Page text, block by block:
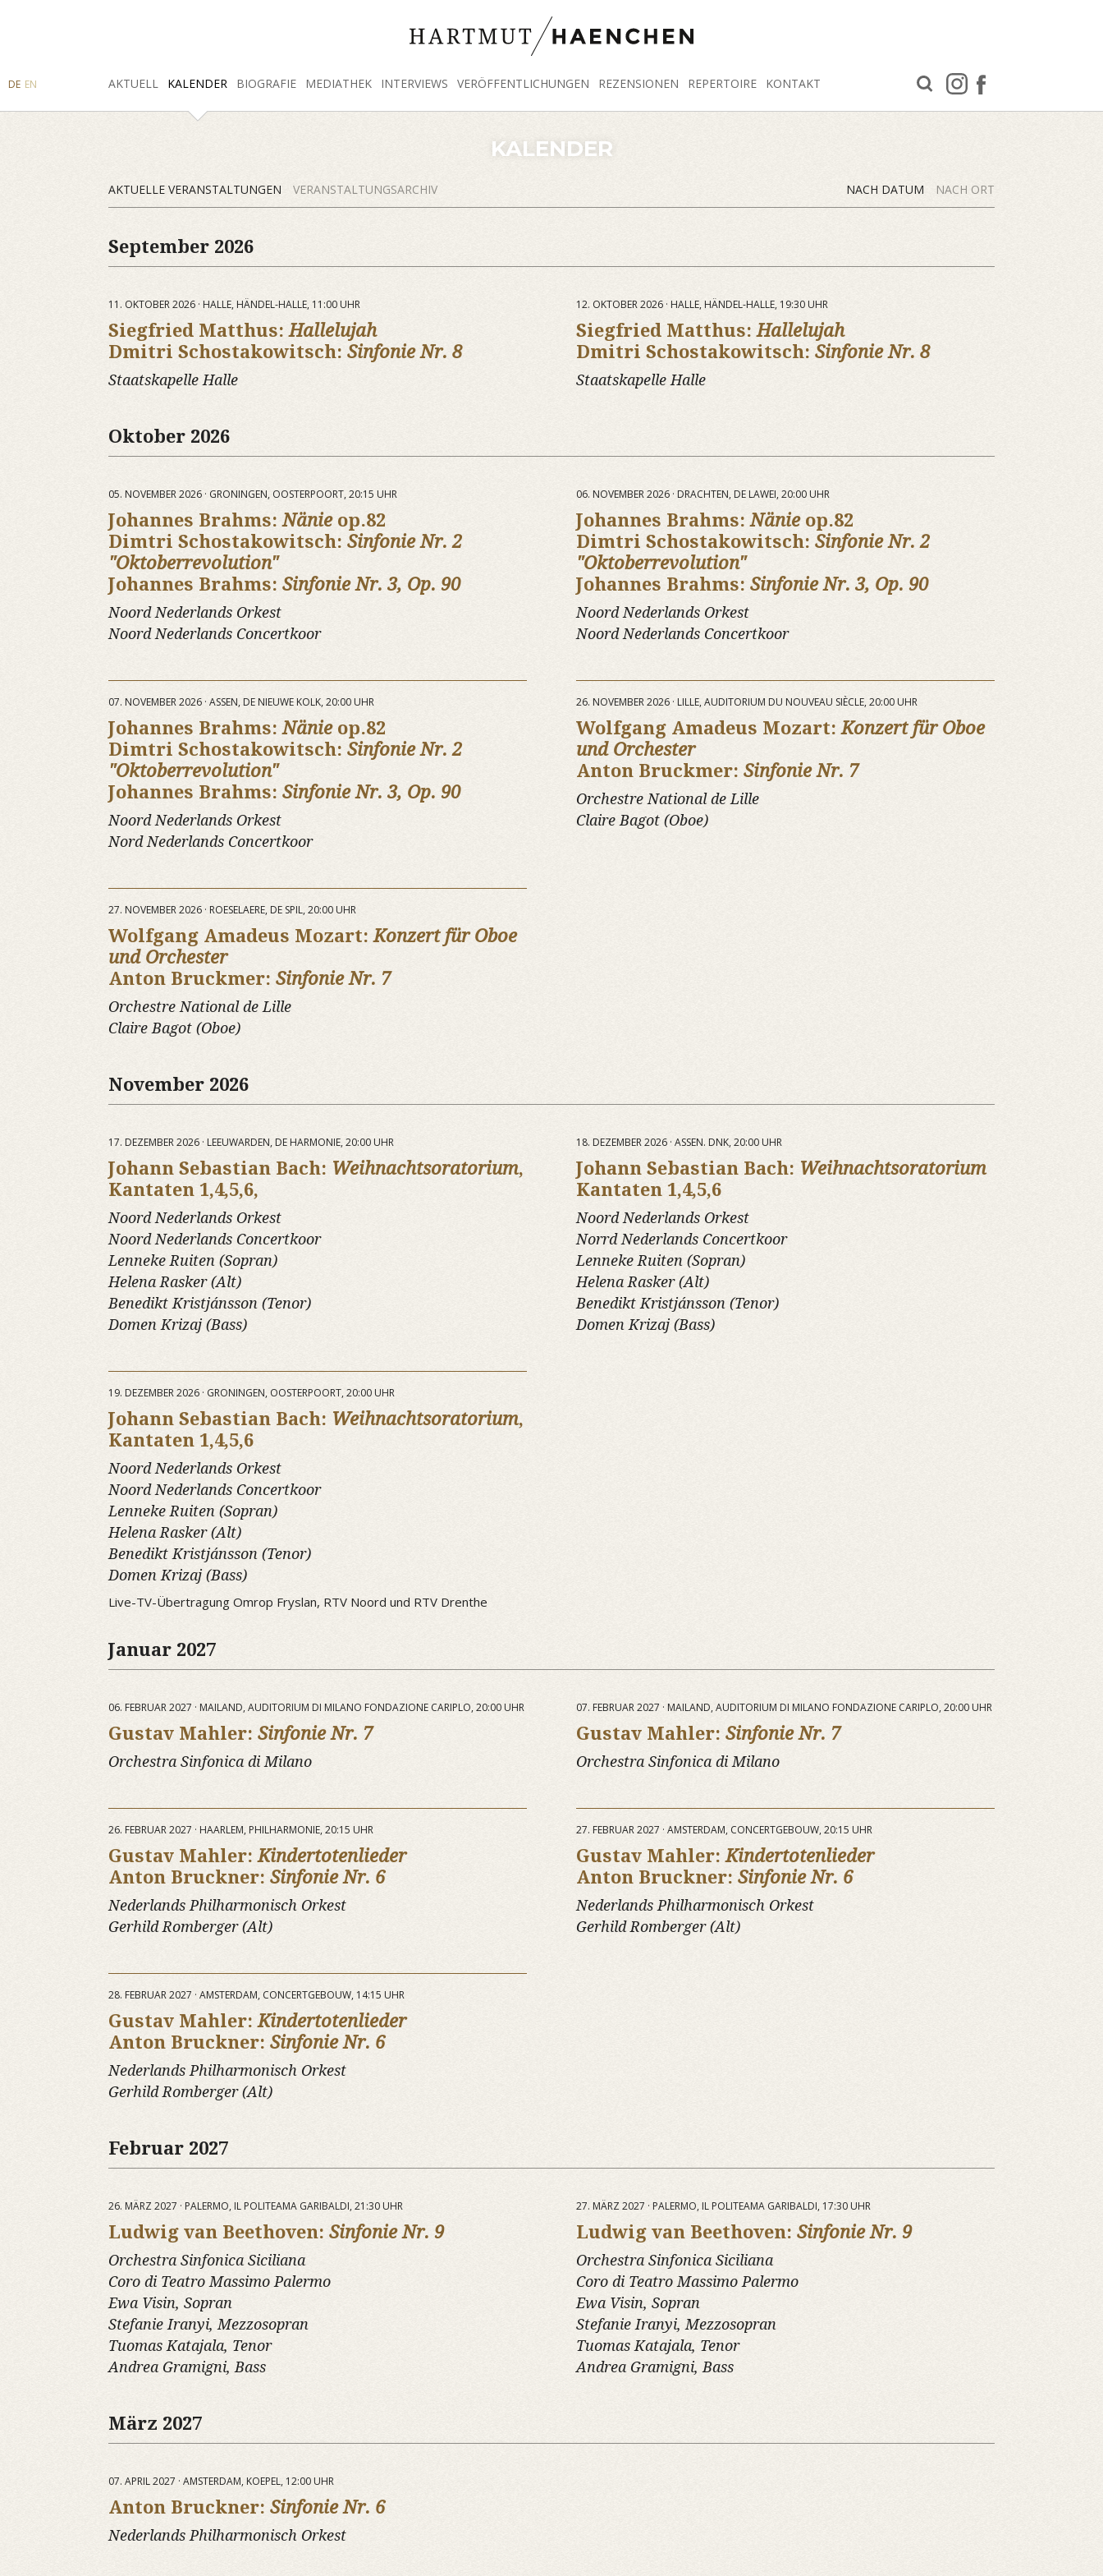
AKTUELL KALENDER BIOGRAFIE MEDIATHEK INTERVIEWS VERÖFFENTLICHUNGEN REZENSIONEN REPERTOIRE KONTAKT
FACEBOOK
INSTAGRAM
SUCHE
DE EN
KALENDER
AKTUELLE VERANSTALTUNGEN VERANSTALTUNGSARCHIV NACH DATUM NACH ORT
September 2026
11. OKTOBER 2026 · HALLE, HÄNDEL-HALLE, 11:00 UHR
Siegfried Matthus:Hallelujah
Dmitri Schostakowitsch: Sinfonie Nr. 8
Staatskapelle Halle
12. OKTOBER 2026 · HALLE, HÄNDEL-HALLE, 19:30 UHR
Siegfried Matthus:Hallelujah
Dmitri Schostakowitsch: Sinfonie Nr. 8
Staatskapelle Halle
Oktober 2026
05. NOVEMBER 2026 · GRONINGEN, OOSTERPOORT, 20:15 UHR
Johannes Brahms:Nänieop.82
Dimtri Schostakowitsch: Sinfonie Nr. 2
"Oktoberrevolution"
Johannes Brahms: Sinfonie Nr. 3, Op. 90
Noord Nederlands Orkest
Noord Nederlands Concertkoor
06. NOVEMBER 2026 · DRACHTEN, DE LAWEI, 20:00 UHR
Johannes Brahms:Nänieop.82
Dimtri Schostakowitsch: Sinfonie Nr. 2
"Oktoberrevolution"
Johannes Brahms: Sinfonie Nr. 3, Op. 90
Noord Nederlands Orkest
Noord Nederlands Concertkoor
07. NOVEMBER 2026 · ASSEN, DE NIEUWE KOLK, 20:00 UHR
Johannes Brahms:Nänieop.82
Dimtri Schostakowitsch: Sinfonie Nr. 2
"Oktoberrevolution"
Johannes Brahms: Sinfonie Nr. 3, Op. 90
Noord Nederlands Orkest
Nord Nederlands Concertkoor
26. NOVEMBER 2026 · LILLE, AUDITORIUM DU NOUVEAU SIÈCLE, 20:00 UHR
Wolfgang Amadeus Mozart:Konzert für Oboe
und Orchester
Anton Bruckmer: Sinfonie Nr. 7
Orchestre National de Lille
Claire Bagot (Oboe)
27. NOVEMBER 2026 · ROESELAERE, DE SPIL, 20:00 UHR
Wolfgang Amadeus Mozart:Konzert für Oboe
und Orchester
Anton Bruckmer: Sinfonie Nr. 7
Orchestre National de Lille
Claire Bagot (Oboe)
November 2026
17. DEZEMBER 2026 · LEEUWARDEN, DE HARMONIE, 20:00 UHR
Johann Sebastian Bach: Weihnachtsoratorium,
Kantaten 1,4,5,6,
Noord Nederlands Orkest
Noord Nederlands Concertkoor
Lenneke Ruiten (Sopran)
Helena Rasker (Alt)
Benedikt Kristjánsson (Tenor)
Domen Krizaj (Bass)
18. DEZEMBER 2026 · ASSEN. DNK, 20:00 UHR
Johann Sebastian Bach: Weihnachtsoratorium
Kantaten 1,4,5,6
Noord Nederlands Orkest
Norrd Nederlands Concertkoor
Lenneke Ruiten (Sopran)
Helena Rasker (Alt)
Benedikt Kristjánsson (Tenor)
Domen Krizaj (Bass)
19. DEZEMBER 2026 · GRONINGEN, OOSTERPOORT, 20:00 UHR
Johann Sebastian Bach: Weihnachtsoratorium,
Kantaten 1,4,5,6
Noord Nederlands Orkest
Noord Nederlands Concertkoor
Lenneke Ruiten (Sopran)
Helena Rasker (Alt)
Benedikt Kristjánsson (Tenor)
Domen Krizaj (Bass)
Live-TV-Übertragung Omrop Fryslan, RTV Noord und RTV Drenthe
Januar 2027
06. FEBRUAR 2027 · MAILAND, AUDITORIUM DI MILANO FONDAZIONE CARIPLO, 20:00 UHR
Gustav Mahler: Sinfonie Nr. 7
Orchestra Sinfonica di Milano
07. FEBRUAR 2027 · MAILAND, AUDITORIUM DI MILANO FONDAZIONE CARIPLO, 20:00 UHR
Gustav Mahler: Sinfonie Nr. 7
Orchestra Sinfonica di Milano
26. FEBRUAR 2027 · HAARLEM, PHILHARMONIE, 20:15 UHR
Gustav Mahler:Kindertotenlieder
Anton Bruckner: Sinfonie Nr. 6
Nederlands Philharmonisch Orkest
Gerhild Romberger (Alt)
27. FEBRUAR 2027 · AMSTERDAM, CONCERTGEBOUW, 20:15 UHR
Gustav Mahler:Kindertotenlieder
Anton Bruckner: Sinfonie Nr. 6
Nederlands Philharmonisch Orkest
Gerhild Romberger (Alt)
28. FEBRUAR 2027 · AMSTERDAM, CONCERTGEBOUW, 14:15 UHR
Gustav Mahler:Kindertotenlieder
Anton Bruckner: Sinfonie Nr. 6
Nederlands Philharmonisch Orkest
Gerhild Romberger (Alt)
Februar 2027
26. MÄRZ 2027 · PALERMO, IL POLITEAMA GARIBALDI, 21:30 UHR
Ludwig van Beethoven: Sinfonie Nr. 9
Orchestra Sinfonica Siciliana
Coro di Teatro Massimo Palermo
Ewa Visin, Sopran
Stefanie Iranyi, Mezzosopran
Tuomas Katajala, Tenor
Andrea Gramigni, Bass
27. MÄRZ 2027 · PALERMO, IL POLITEAMA GARIBALDI, 17:30 UHR
Ludwig van Beethoven: Sinfonie Nr. 9
Orchestra Sinfonica Siciliana
Coro di Teatro Massimo Palermo
Ewa Visin, Sopran
Stefanie Iranyi, Mezzosopran
Tuomas Katajala, Tenor
Andrea Gramigni, Bass
März 2027
07. APRIL 2027 · AMSTERDAM, KOEPEL, 12:00 UHR
Anton Bruckner: Sinfonie Nr. 6
Nederlands Philharmonisch Orkest